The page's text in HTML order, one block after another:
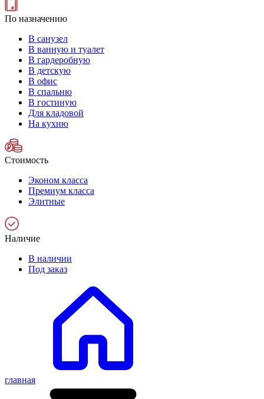
По назначению
В санузел
В ванную и туалет
В гардеробную
В детскую
В офис
В спальню
В гостиную
Для кладовой
На кухню
Стоимость
Эконом класса
Премиум класса
Элитные
Наличие
В наличии
Под заказ
главная